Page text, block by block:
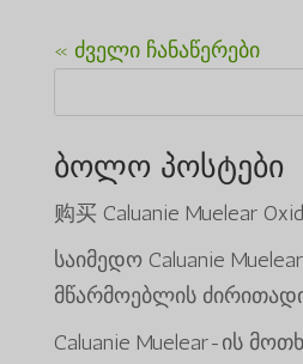
« ძველი ჩანაწერები
ბოლო პოსტები
购买 Caluanie Muelear
საიმედო Caluanie
მწარმოებლის
Caluanie Muelear-ის